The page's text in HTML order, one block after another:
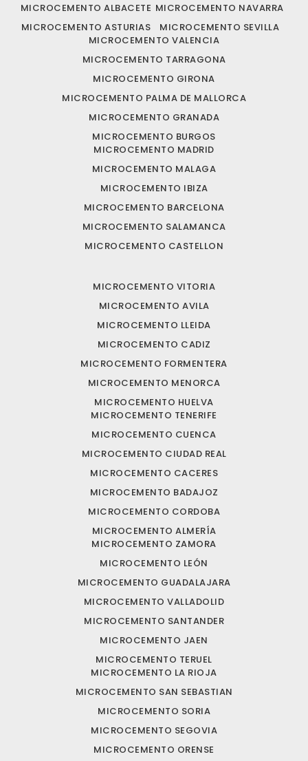
MICROCEMENTO ALBACETE
MICROCEMENTO ASTURIAS
MICROCEMENTO NAVARRA
MICROCEMENTO SEVILLA
MICROCEMENTO VALENCIA
MICROCEMENTO TARRAGONA
MICROCEMENTO GIRONA
MICROCEMENTO PALMA DE MALLORCA
MICROCEMENTO GRANADA
MICROCEMENTO BURGOS
MICROCEMENTO MADRID
MICROCEMENTO MALAGA
MICROCEMENTO IBIZA
MICROCEMENTO BARCELONA
MICROCEMENTO SALAMANCA
MICROCEMENTO CASTELLON
MICROCEMENTO VITORIA
MICROCEMENTO AVILA
MICROCEMENTO LLEIDA
MICROCEMENTO CADIZ
MICROCEMENTO FORMENTERA
MICROCEMENTO MENORCA
MICROCEMENTO HUELVA
MICROCEMENTO TENERIFE
MICROCEMENTO CUENCA
MICROCEMENTO CIUDAD REAL
MICROCEMENTO CACERES
MICROCEMENTO BADAJOZ
MICROCEMENTO CORDOBA
MICROCEMENTO ALMERÍA
MICROCEMENTO ZAMORA
MICROCEMENTO LEÓN
MICROCEMENTO GUADALAJARA
MICROCEMENTO VALLADOLID
MICROCEMENTO SANTANDER
MICROCEMENTO JAEN
MICROCEMENTO TERUEL
MICROCEMENTO LA RIOJA
MICROCEMENTO SAN SEBASTIAN
MICROCEMENTO SORIA
MICROCEMENTO SEGOVIA
MICROCEMENTO ORENSE